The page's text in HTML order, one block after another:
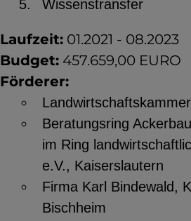
Wissenstransfer
Laufzeit: 01.2021 - 08.2023
Budget: 457.659,00 EURO
Förderer:
Beratungsring
im Ring
e.V., Kaiserslautern
Firma Karl Bindewald,
Bischheim